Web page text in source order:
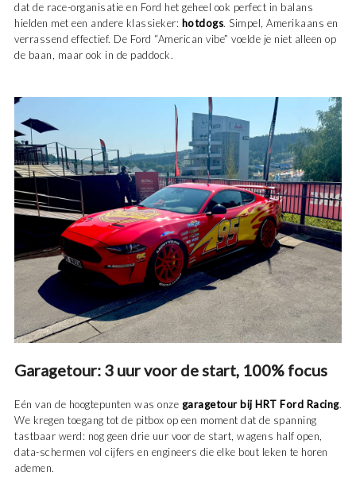
dat de race-organisatie en Ford het geheel ook perfect in balans
hielden met een andere klassieker: hotdogs. Simpel, Amerikaans en
verrassend effectief. De Ford “American vibe” voelde je niet alleen op
de baan, maar ook in de paddock.
Garagetour: 3 uur voor de start, 100% focus
Eén van de hoogtepunten was onze garagetour bij HRT Ford Racing.
We kregen toegang tot de pitbox op een moment dat de spanning
tastbaar werd: nog geen drie uur voor de start, wagens half open,
data-schermen vol cijfers en engineers die elke bout leken te horen
ademen.